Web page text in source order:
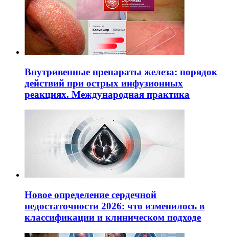
Внутривенные препараты железа: порядок
действий при острых инфузионных
реакциях. Международная практика
Новое определение сердечной
недостаточности 2026: что изменилось в
классификации и клиническом подходе